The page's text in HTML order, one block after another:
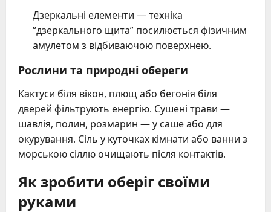
Дзеркальні елементи — техніка
“дзеркального щита” посилюється фізичним
амулетом з відбиваючою поверхнею.
Рослини та природні обереги
Кактуси біля вікон, плющ або бегонія біля
дверей фільтрують енергію. Сушені трави —
шавлія, полин, розмарин — у саше або для
окурування. Сіль у куточках кімнати або ванни з
морською сіллю очищають після контактів.
Як зробити оберіг своїми
руками